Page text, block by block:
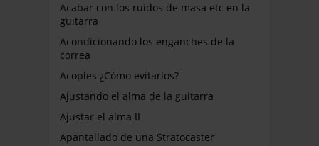
Acabar con los ruidos de masa etc en la
guitarra
Acondicionando los enganches de la
correa
Acoples ¿Cómo evitarlos?
Ajustando el alma de la guitarra
Ajustar el alma II
Apantallado de una Stratocaster